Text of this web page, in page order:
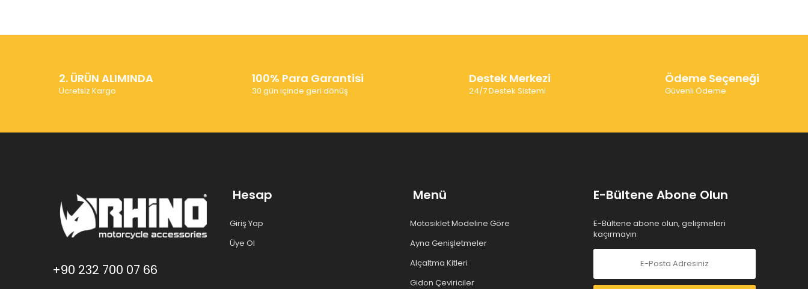
2. ÜRÜN ALIMINDA
Ücretsiz Kargo
100% Para Garantisi
30 gün içinde geri dönüş
Destek Merkezi
24/7 Destek Sistemi
Ödeme Seçeneği
Güvenli Ödeme
+90 232 700 07 66
Hesap
Giriş Yap
Üye Ol
Menü
Motosiklet Modeline Göre
Ayna Genişletmeler
Alçaltma Kitleri
Gidon Çeviriciler
E-Bültene Abone Olun
E-Bültene abone olun, gelişmeleri
kaçırmayın